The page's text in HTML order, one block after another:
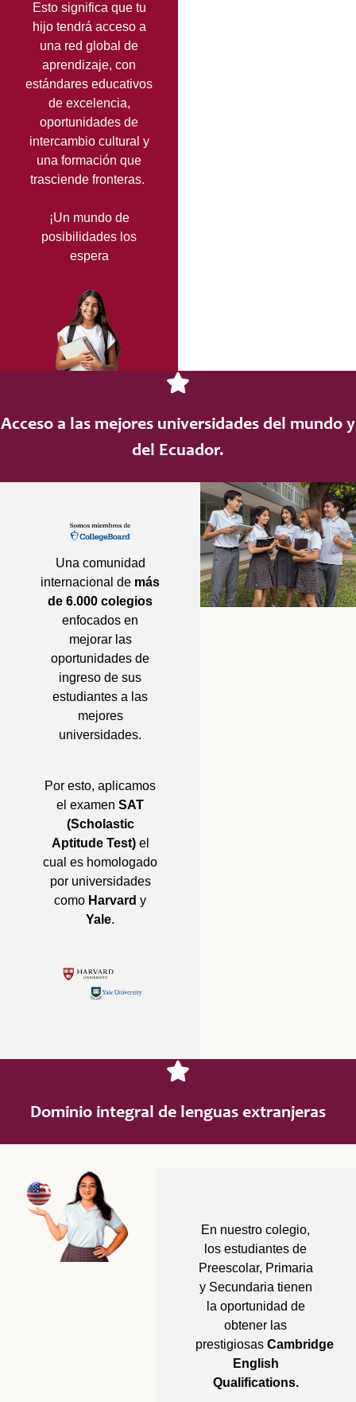
Esto significa que tu
hijo tendrá acceso a
una red global de
aprendizaje, con
estándares educativos
de excelencia,
oportunidades de
intercambio cultural y
una formación que
trasciende fronteras.
¡Un mundo de
posibilidades los
espera
Acceso a las mejores universidades del mundo y
del Ecuador.
Una comunidad
internacional de más
de 6.000 colegios
enfocados en
mejorar las
oportunidades de
ingreso de sus
estudiantes a las
mejores
universidades.
Por esto, aplicamos
el examenSAT
(Scholastic
Aptitude Test)el
cual es homologado
por universidades
como Harvard y
Yale.
Dominio integral de lenguas extranjeras
En nuestro colegio,
los estudiantes de
Preescolar, Primaria
y Secundaria tienen
la oportunidad de
obtener las
prestigiosas Cambridge
English
Qualifications.